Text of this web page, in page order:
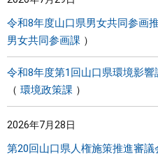
令和8年度山口県男女共同参画
男女共同参画課
令和8年度第1回山口県環境影
環境政策課
2026年7月28日
第20回山口県人権施策推進審議